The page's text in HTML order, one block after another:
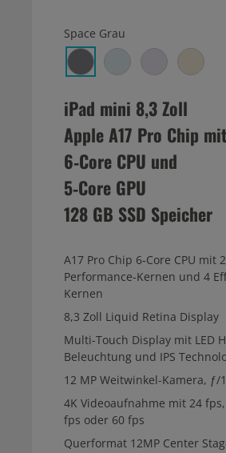
Space Grau
iPad mini 8,3 Zoll
Apple A17 Pro Chip mit
6‑Core CPU und
5‑Core GPU
128 GB SSD Speicher
A17 Pro Chip 6‑Core CPU mit 2
Performance-Kernen und 4
Kernen
8,3 Zoll Liquid Retina Display
Multi-Touch Display mit LED
Beleuchtung und IPS
12 MP Weitwinkel-Kamera, ƒ/
4K Videoaufnahme mit 24
fps oder 60 fps
Querformat 12MP Center